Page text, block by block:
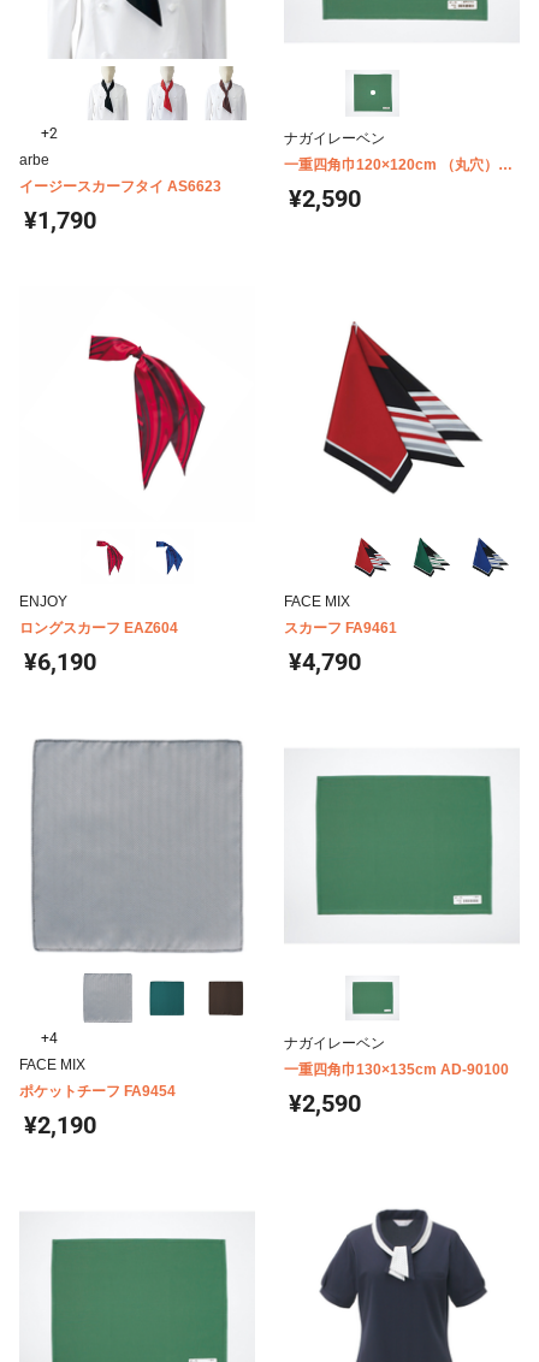
+2
arbe
イージースカーフタイ AS6623
¥1,790
ナガイレーベン
一重四角巾120×120cm （丸穴）
φ9cm AD-90302
¥2,590
ENJOY
ロングスカーフ EAZ604
¥6,190
FACE MIX
スカーフ FA9461
¥4,790
+4
FACE MIX
ポケットチーフ FA9454
¥2,190
ナガイレーベン
一重四角巾130×135cm AD-90100
¥2,590